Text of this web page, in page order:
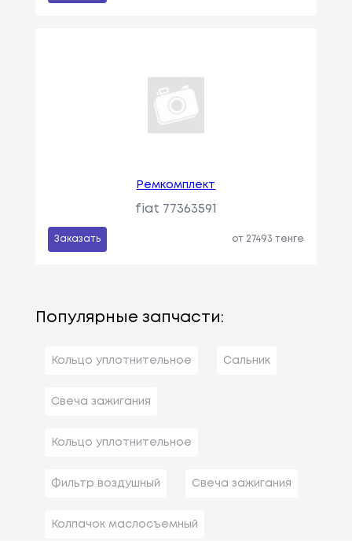
Ремкомплект
fiat 77363591
Заказать от 27493 тенге
Популярные запчасти:
Кольцо уплотнительное Сальник
Свеча зажигания
Кольцо уплотнительное
Фильтр воздушный Свеча зажигания
Колпачок маслосъемный